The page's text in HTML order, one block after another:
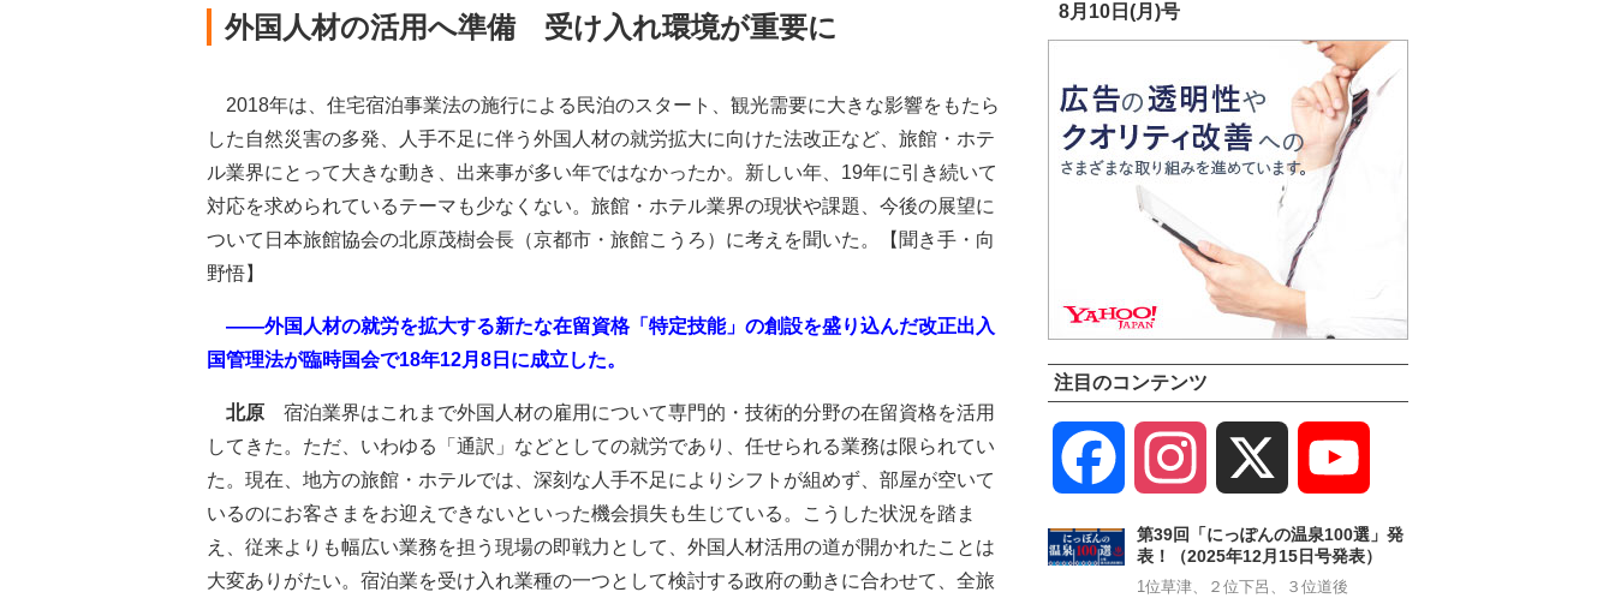
外国人材の活用へ準備 受け入れ環境が重要に
2018年は、住宅宿泊事業法の施行による民泊のスタート、観光需要に大きな影響をもたら
した自然災害の多発、人手不足に伴う外国人材の就労拡大に向けた法改正など、旅館・ホテ
ル業界にとって大きな動き、出来事が多い年ではなかったか。新しい年、19年に引き続いて
対応を求められているテーマも少なくない。旅館・ホテル業界の現状や課題、今後の展望に
ついて日本旅館協会の北原茂樹会長（京都市・旅館こうろ）に考えを聞いた。【聞き手・向
野悟】
――外国人材の就労を拡大する新たな在留資格「特定技能」の創設を盛り込んだ改正出入
国管理法が臨時国会で18年12月8日に成立した。
北原 宿泊業界はこれまで外国人材の雇用について専門的・技術的分野の在留資格を活用
してきた。ただ、いわゆる「通訳」などとしての就労であり、任せられる業務は限られてい
た。現在、地方の旅館・ホテルでは、深刻な人手不足によりシフトが組めず、部屋が空いて
いるのにお客さまをお迎えできないといった機会損失も生じている。こうした状況を踏ま
え、従来よりも幅広い業務を担う現場の即戦力として、外国人材活用の道が開かれたことは
大変ありがたい。宿泊業を受け入れ業種の一つとして検討する政府の動きに合わせて、全旅
8月10日(月)号
注目のコンテンツ
Facebook Instagram
Channel
第39回「にっぽんの温泉100選」発
表！（2025年12月15日号発表）
1位草津、２位下呂、３位道後